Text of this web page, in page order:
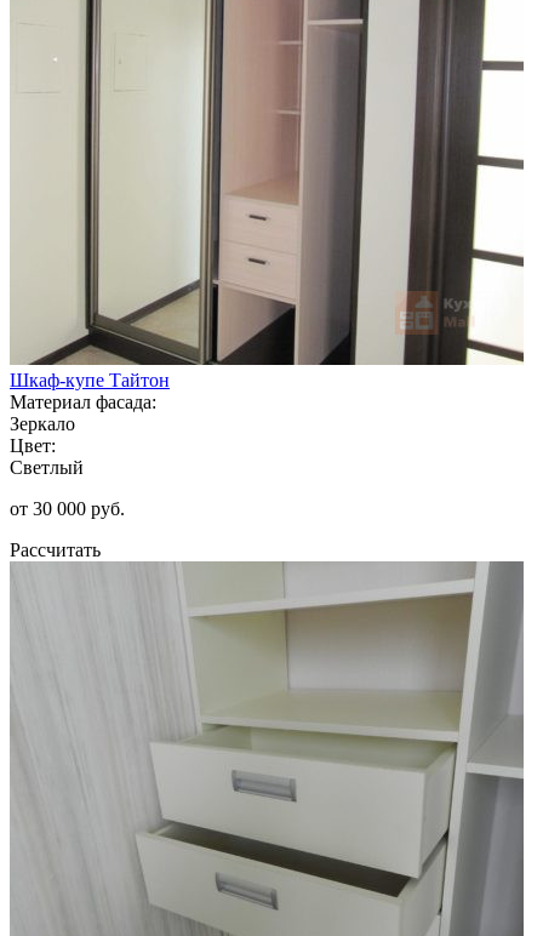
Шкаф-купе Тайтон
Материал фасада:
Зеркало
Цвет:
Светлый
от 30 000 руб.
Рассчитать